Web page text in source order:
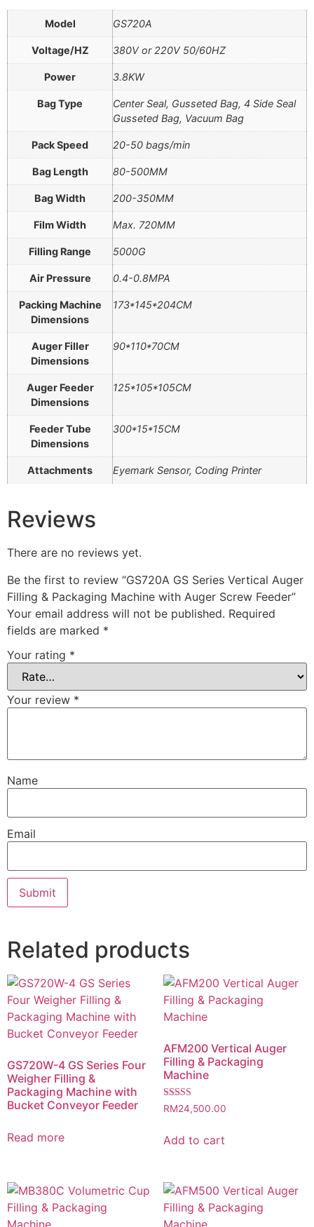
Model GS720A
Voltage/HZ 380V or 220V 50/60HZ
Power 3.8KW
Bag Type
Center Seal, Gusseted Bag, 4 Side Seal
Gusseted Bag, Vacuum Bag
Pack Speed 20-50 bags/min
Bag Length 80-500MM
Bag Width 200-350MM
Film Width Max. 720MM
Filling Range 5000G
Air Pressure 0.4-0.8MPA
Packing Machine
Dimensions
173*145*204CM
Auger Filler
Dimensions
90*110*70CM
Auger Feeder
Dimensions
125*105*105CM
Feeder Tube
Dimensions
300*15*15CM
Attachments Eyemark Sensor, Coding Printer
Reviews
There are no reviews yet.
Be the first to review “GS720A GS Series Vertical Auger
Filling & Packaging Machine with Auger Screw Feeder”
Your email address will not be published. Required
fields are marked *
Your rating *
Your review *
Name
Email
Related products
GS720W-4 GS Series Four
Weigher Filling &
Packaging Machine with
Bucket Conveyor Feeder
Read more
AFM200 Vertical Auger
Filling & Packaging
Machine
Rated
5.00
RM24,500.00
Add to cart